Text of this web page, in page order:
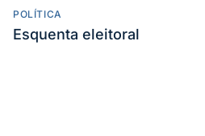
POLÍTICA
Esquenta eleitoral